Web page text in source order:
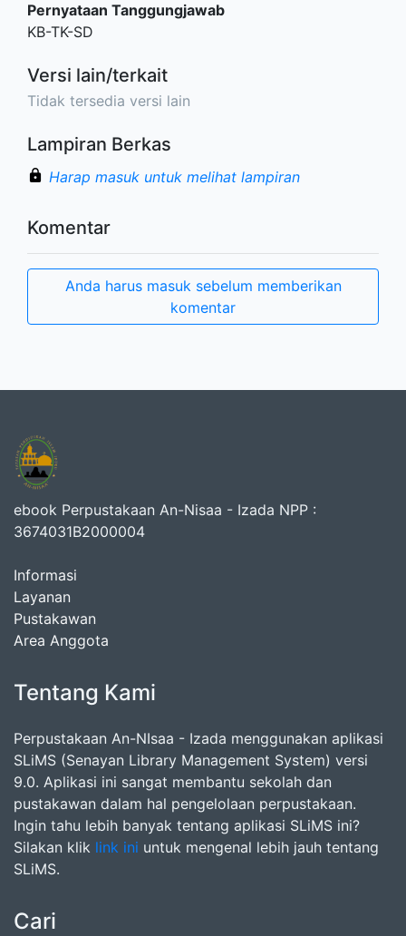
Pernyataan Tanggungjawab
KB-TK-SD
Versi lain/terkait
Tidak tersedia versi lain
Lampiran Berkas
Harap masuk untuk melihat lampiran
Komentar
Anda harus masuk sebelum memberikan
komentar
ebook Perpustakaan An-Nisaa - Izada NPP :
3674031B2000004
Informasi
Layanan
Pustakawan
Area Anggota
Tentang Kami
Perpustakaan An-NIsaa - Izada menggunakan aplikasi
SLiMS (Senayan Library Management System) versi
9.0. Aplikasi ini sangat membantu sekolah dan
pustakawan dalam hal pengelolaan perpustakaan.
Ingin tahu lebih banyak tentang aplikasi SLiMS ini?
Silakan klik link ini untuk mengenal lebih jauh tentang
SLiMS.
Cari